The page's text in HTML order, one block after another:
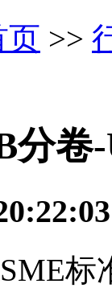
页 >>
分卷
标